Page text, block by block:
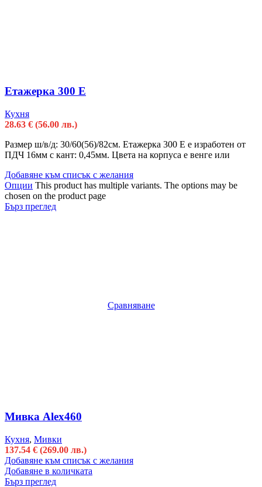
Етажерка 300 Е
Кухня
28.63 € (56.00 лв.)
Размер ш/в/д: 30/60(56)/82см. Етажерка 300 Е е изработен от
ПДЧ 16мм с кант: 0,45мм. Цвета на корпуса е венге или
Добавяне към списък с желания
Опции This product has multiple variants. The options may be
chosen on the product page
Бърз преглед
Сравняване
Мивка Alex460
Кухня, Мивки
137.54 € (269.00 лв.)
Добавяне към списък с желания
Добавяне в количката
Бърз преглед